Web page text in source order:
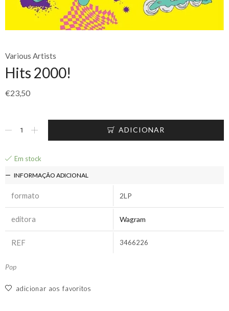
Various Artists
Hits 2000!
€23,50
ADICIONAR
Em stock
INFORMAÇÃO ADICIONAL
formato 2LP
editora Wagram
REF 3466226
Pop
adicionar aos favoritos